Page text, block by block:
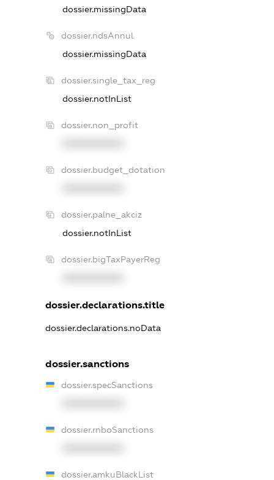
dossier.missingData
dossier.ndsAnnul
dossier.missingData
dossier.single_tax_reg
dossier.notInList
dossier.non_profit
dossier.budget_dotation
dossier.palne_akciz
dossier.notInList
dossier.bigTaxPayerReg
dossier.declarations.title
dossier.declarations.noData
dossier.sanctions
dossier.specSanctions
dossier.rnboSanctions
dossier.amkuBlackList